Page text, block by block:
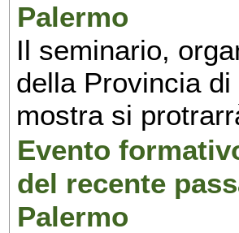
Palermo
Il seminario,
della Provincia
mostra si
Evento
del recente
Palermo